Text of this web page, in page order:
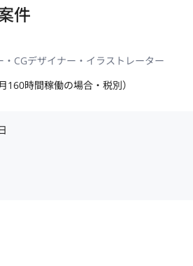
件
CGデザイナー・イラストレーター
160時間稼働の場合・税別）